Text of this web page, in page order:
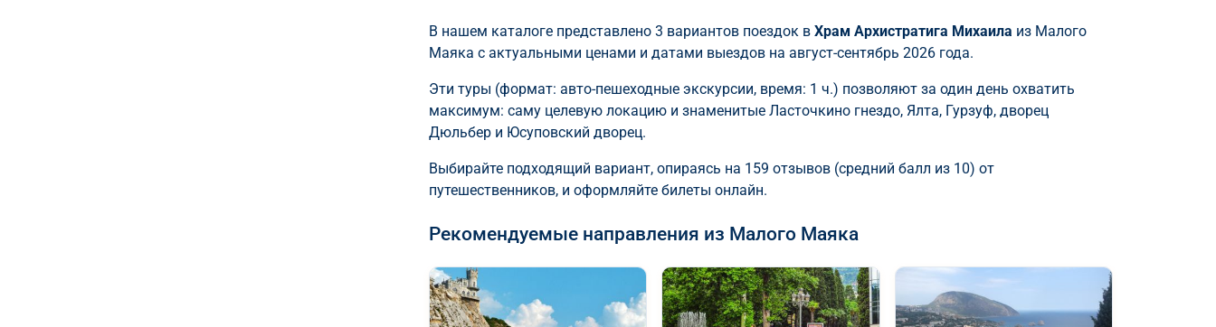
В нашем каталоге представлено 3 вариантов поездок в Храм Архистратига Михаила из Малого
Маяка с актуальными ценами и датами выездов на август-сентябрь 2026 года.
Эти туры (формат: авто-пешеходные экскурсии, время: 1 ч.) позволяют за один день охватить
максимум: саму целевую локацию и знаменитые Ласточкино гнездо, Ялта, Гурзуф, дворец
Дюльбер и Юсуповский дворец.
Выбирайте подходящий вариант, опираясь на 159 отзывов (средний балл из 10) от
путешественников, и оформляйте билеты онлайн.
Рекомендуемые направления из Малого Маяка